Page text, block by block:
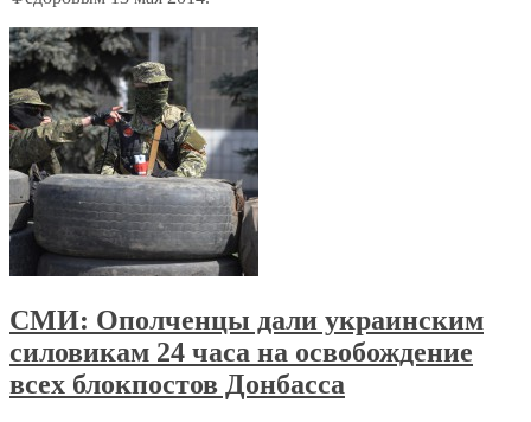
СМИ: Ополченцы дали украинским
силовикам 24 часа на освобождение
всех блокпостов Донбасса